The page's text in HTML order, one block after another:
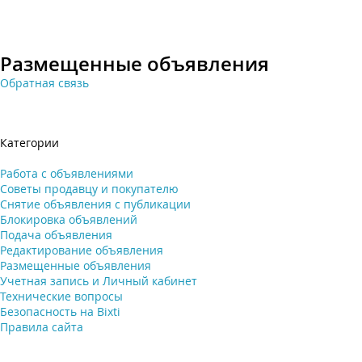
Размещенные объявления
Обратная связь
Категории
Работа с объявлениями
Советы продавцу и покупателю
Снятие объявления с публикации
Блокировка объявлений
Подача объявления
Редактирование объявления
Размещенные объявления
Учетная запись и Личный кабинет
Технические вопросы
Безопасность на Bixti
Правила сайта